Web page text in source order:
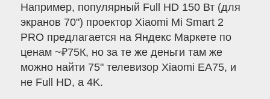
Например, популярный Full HD 150 Вт (для
экранов 70") проектор Xiaomi Mi Smart 2
PRO предлагается на Яндекс Маркете по
ценам ~₽75К, но за те же деньги там же
можно найти 75" телевизор Xiaomi EA75, и
не Full HD, a 4K.